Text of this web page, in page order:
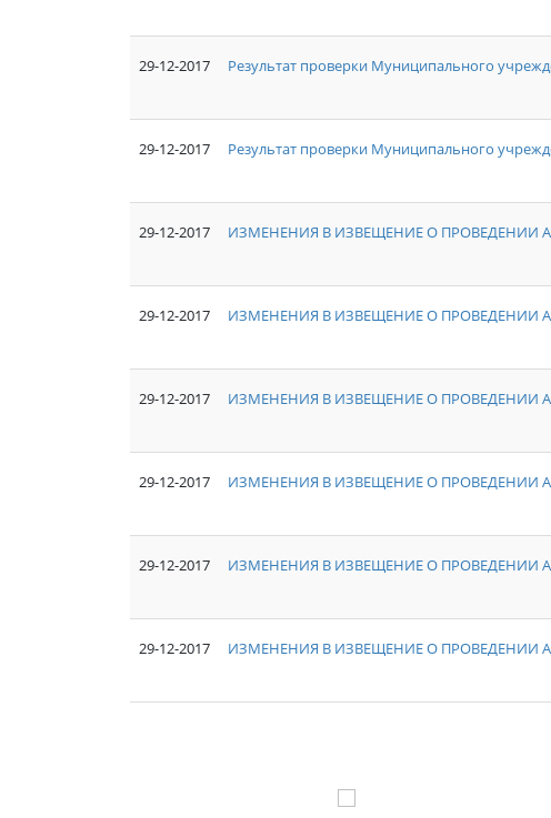
29-12-2017 Результат проверки Муниципального
29-12-2017 Результат проверки Муниципального
29-12-2017 ИЗМЕНЕНИЯ В ИЗВЕЩЕНИЕ О ПРОВЕДЕНИИ
29-12-2017 ИЗМЕНЕНИЯ В ИЗВЕЩЕНИЕ О ПРОВЕДЕНИИ
29-12-2017 ИЗМЕНЕНИЯ В ИЗВЕЩЕНИЕ О ПРОВЕДЕНИИ
29-12-2017 ИЗМЕНЕНИЯ В ИЗВЕЩЕНИЕ О ПРОВЕДЕНИИ
29-12-2017 ИЗМЕНЕНИЯ В ИЗВЕЩЕНИЕ О ПРОВЕДЕНИИ
29-12-2017 ИЗМЕНЕНИЯ В ИЗВЕЩЕНИЕ О ПРОВЕДЕНИИ